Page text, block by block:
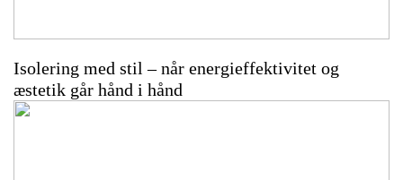
Isolering med stil – når energieffektivitet og
æstetik går hånd i hånd